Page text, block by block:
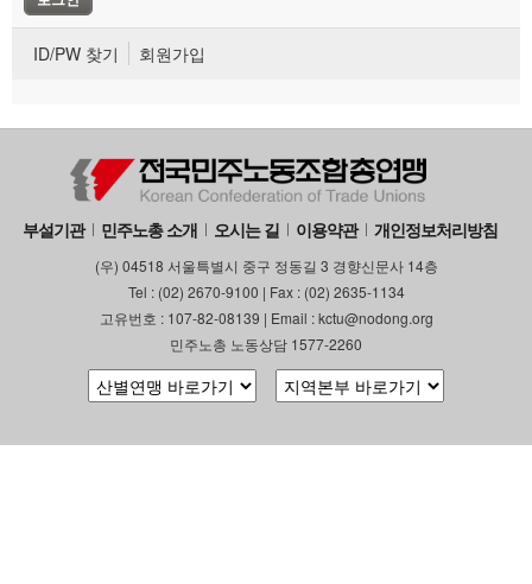
ID/PW 찾기 회원가입
부설기관 민주노총 소개 오시는 길 이용약관 개인정보처리방침
(우) 04518 서울특별시 중구 정동길 3 경향신문사 14층
Tel : (02) 2670-9100 | Fax : (02) 2635-1134
고유번호 : 107-82-08139 | Email : kctu@nodong.org
민주노총 노동상담 1577-2260